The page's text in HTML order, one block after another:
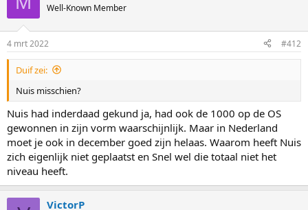
s
:
Well-Known Member
4 mrt 2022 #412
Duif zei:
Nuis misschien?
Nuis had inderdaad gekund ja, had ook de 1000 op de OS
gewonnen in zijn vorm waarschijnlijk. Maar in Nederland
moet je ook in december goed zijn helaas. Waarom heeft Nuis
zich eigenlijk niet geplaatst en Snel wel die totaal niet het
niveau heeft.
VictorP